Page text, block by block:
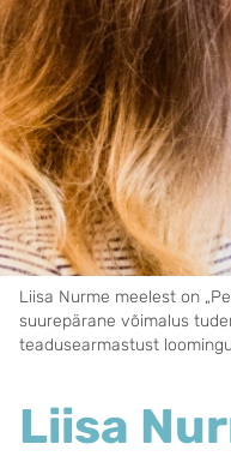
Liisa Nurme meelest on
suurepärane võimalus
teadusearmastust
Liisa